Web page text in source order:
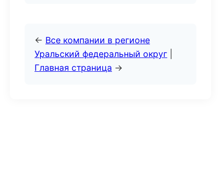
← Все компании в регионе
Уральский федеральный округ
Главная страница →